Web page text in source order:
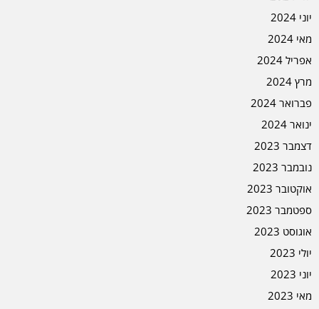
יוני 2024
מאי 2024
אפריל 2024
מרץ 2024
פברואר 2024
ינואר 2024
דצמבר 2023
נובמבר 2023
אוקטובר 2023
ספטמבר 2023
אוגוסט 2023
יולי 2023
יוני 2023
מאי 2023